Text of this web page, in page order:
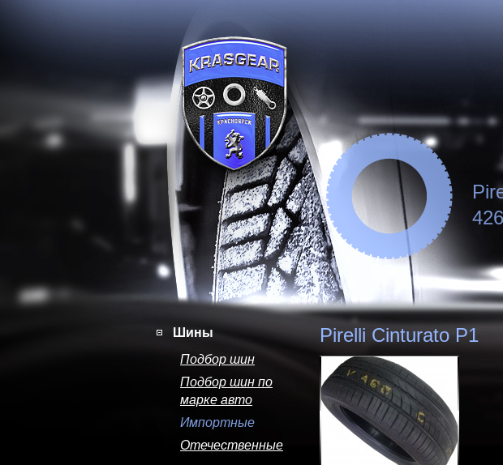
Шины
Подбор шин
Подбор шин по
марке авто
Импортные
Отечественные
Pirelli Cinturato P1